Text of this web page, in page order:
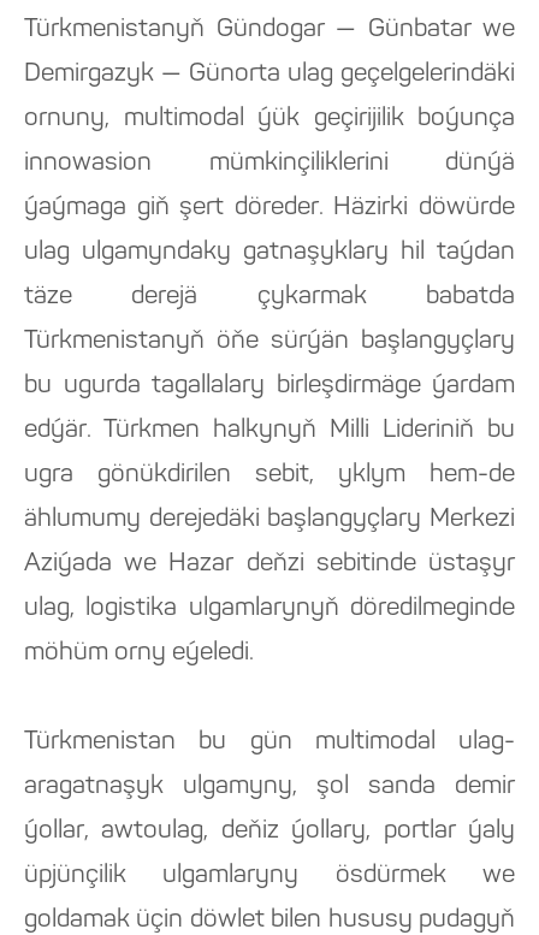
Türkmenistanyň Gündogar — Günbatar we
Demirgazyk — Günorta ulag geçelgelerindäki
ornuny, multimodal ýük geçirijilik boýunça
innowasion mümkinçiliklerini dünýä
ýaýmaga giň şert döreder. Häzirki döwürde
ulag ulgamyndaky gatnaşyklary hil taýdan
täze derejä çykarmak babatda
Türkmenistanyň öňe sürýän başlangyçlary
bu ugurda tagallalary birleşdirmäge ýardam
edýär. Türkmen halkynyň Milli Lideriniň bu
ugra gönükdirilen sebit, yklym hem-de
ählumumy derejedäki başlangyçlary Merkezi
Aziýada we Hazar deňzi sebitinde üstaşyr
ulag, logistika ulgamlarynyň döredilmeginde
möhüm orny eýeledi.
Türkmenistan bu gün multimodal ulag-
aragatnaşyk ulgamyny, şol sanda demir
ýollar, awtoulag, deňiz ýollary, portlar ýaly
üpjünçilik ulgamlaryny ösdürmek we
goldamak üçin döwlet bilen hususy pudagyň